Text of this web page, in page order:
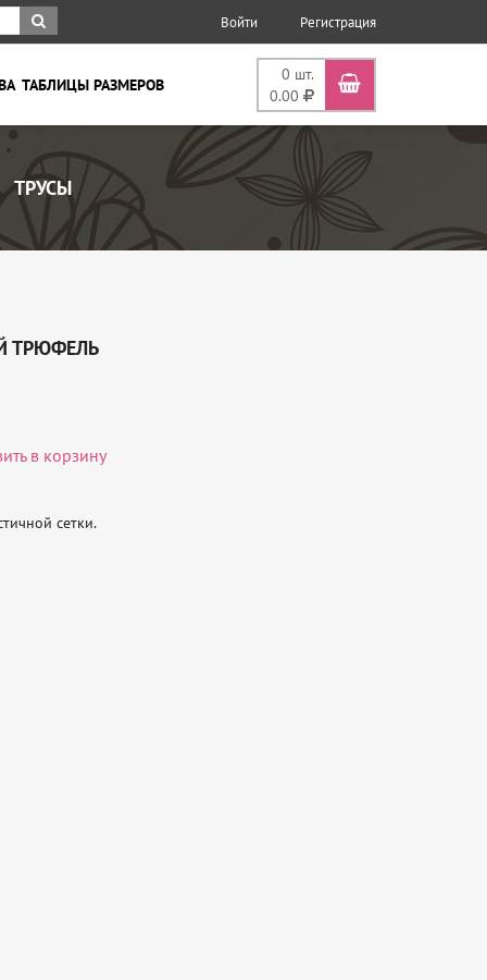
Войти Регистрация
0 шт.
0.00
ТАБЛИЦЫ РАЗМЕРОВ
ТРУСЫ
ТРЮФЕЛЬ
в корзину
сетки.